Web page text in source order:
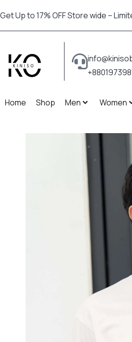
Get Up to 17% OFF Store wide –
Home Shop Men Women